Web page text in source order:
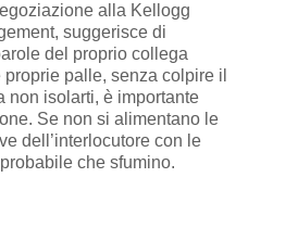
alla Kellogg
suggerisce di
del proprio collega
palle, senza colpire il
non isolarti, è importante
Se non si alimentano le
dell’interlocutore con le
che sfumino.